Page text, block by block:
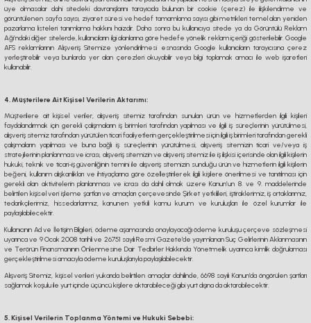
üye olmasalar dahi sitedeki davranışlarını tarayıcıda bulunan bir cookie (çerez) ile ilişkilendirme ve
görüntülenen sayfa sayısı, ziyaret süresi ve hedef tamamlama sayısı gibi metrikleri temel alan yeniden
pazarlama listeleri tanımlama hakkını haizdir. Daha sonra bu kullanıcıya sitede ya da Görüntülü Reklam
Ağı’ndaki diğer sitelerde, kullanıcıların ilgi alanlarına göre hedefe yönelik reklam içeriği gösterilebilir. Google
AFS reklamlarının Alışveriş Sitemize yönlendirilmesi esnasında Google kullanıcıların tarayıcısına çerez
yerleştirebilir veya bunlarda yer alan çerezleri okuyabilir veya bilgi toplamak amacı ile web işaretleri
kullanabilir.
4. Müşterilere Ait Kişisel Verilerin Aktarımı:
Müşterilere ait kişisel veriler, alışveriş sitemiz tarafından sunulan ürün ve hizmetlerden ilgili kişileri
faydalandırmak için gerekli çalışmaların iş birimleri tarafından yapılması ve ilgili iş süreçlerinin yürütülmesi,
alışveriş sitemiz tarafından yürütülen ticari faaliyetlerin gerçekleştirilmesi için ilgili iş birimleri tarafından gerekli
çalışmaların yapılması ve buna bağlı iş süreçlerinin yürütülmesi, alışveriş sitemizin ticari ve/veya iş
stratejilerinin planlanması ve icrası, alışveriş sitemizin ve alışveriş sitemiz ile iş ilişkisi içerisinde olan ilgili kişilerin
hukuki, teknik ve ticari-iş güvenliğinin temini ile alışveriş sitemizin sunduğu ürün ve hizmetlerin ilgili kişilerin
beğeni, kullanım alışkanlıkları ve ihtiyaçlarına göre özelleştirilerek ilgili kişilere önerilmesi ve tanıtılması için
gerekli olan aktivitelerin planlanması ve icrası da dahil olmak üzere Kanun’un 8. ve 9. maddelerinde
belirtilen kişisel veri işleme şartları ve amaçları çerçevesinde Şirket yetkilileri, iştiraklerimiz, iş ortaklarımız,
tedarikçilerimiz, hissedarlarımız, kanunen yetkili kamu kurum ve kuruluşları ile özel kurumlar ile
paylaşılabilecektir.
Kullanıcının Ad ve İletişim Bilgileri, ödeme aşamasında onaylayacağı ödeme kuruluşu çerçeve sözleşmesi
uyarınca ve 9 Ocak 2008 tarihli ve 26751 sayılı Resmi Gazete’de yayımlanan Suç Gelirlerinin Aklanmasının
ve Terörün Finansmanının Önlenmesine Dair Tedbirler Hakkında Yönetmelik uyarınca kimlik doğrulaması
gerçekleştirilmesi amacıyla ödeme kuruluşlarıyla paylaşılabilecektir.
Alışveriş Sitemiz, kişisel verileri yukarıda belirtilen amaçlar dahilinde, 6698 sayılı Kanun’da öngörülen şartları
sağlamak koşulu ile yurt içinde üçüncü kişilere aktarabileceği gibi yurt dışına da aktarabilecektir.
5. Kişisel Verilerin Toplanma Yöntemi ve Hukuki Sebebi: